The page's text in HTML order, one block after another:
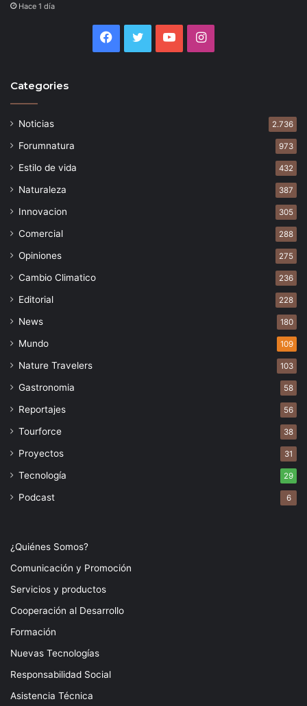
Hace 1 día
Facebook
TwitterYouTubeInstagram
Categories
Noticias 2.736
Forumnatura 973
Estilo de vida 432
Naturaleza 387
Innovacion 305
Comercial 288
Opiniones 275
Cambio Climatico 236
Editorial 228
News 180
Mundo 109
Nature Travelers 103
Gastronomia 58
Reportajes 56
Tourforce 38
Proyectos 31
Tecnología 29
Podcast 6
¿Quiénes Somos?
Comunicación y Promoción
Servicios y productos
Cooperación al Desarrollo
Formación
Nuevas Tecnologías
Responsabilidad Social
Asistencia Técnica